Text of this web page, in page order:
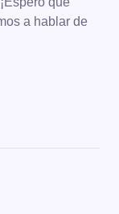
a hablar de